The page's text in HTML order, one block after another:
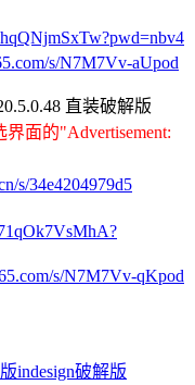
s/N7M7Vv-aUpod
直装破解版
面的"Advertisement:
s/34e4204979d5
s/N7M7Vv-qKpod
indesign破解版